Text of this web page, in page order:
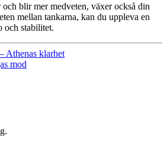
och blirmermedveten, växerockså din
mellan tankarna, kan du uppleva en
och stabilitet.
Athenas klarhet
mod